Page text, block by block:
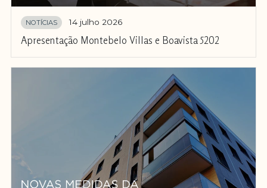
NOTÍCIAS 14 julho 2026
Apresentação Montebelo Villas e Boavista 5202